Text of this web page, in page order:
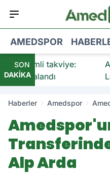
AMEDSPOR
SON
DAKİKA
takviye:
Haberler Amedspor
Alp Arda